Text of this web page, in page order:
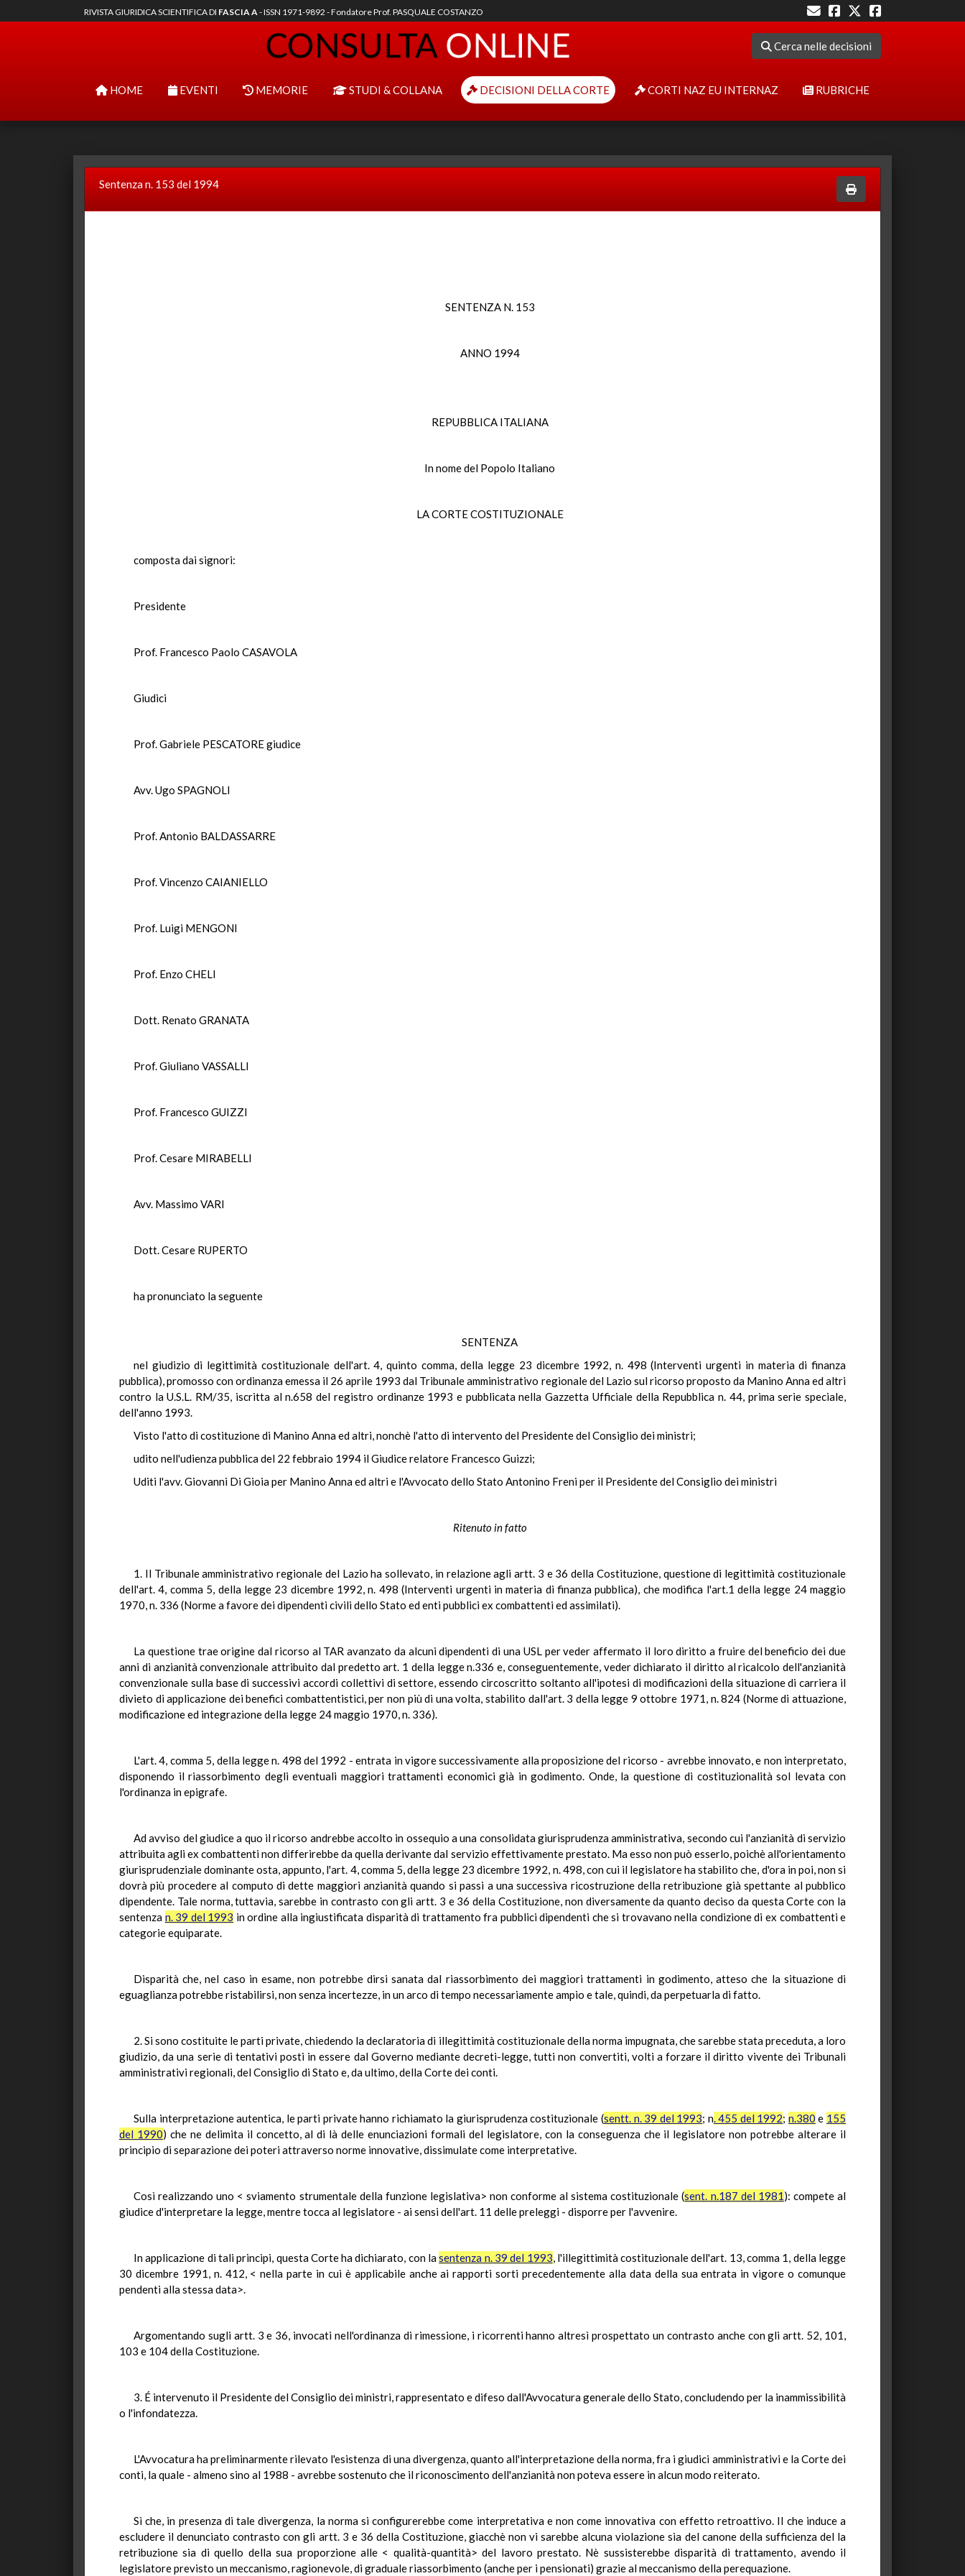
RIVISTA GIURIDICA SCIENTIFICA DI FASCIA A- ISSN 1971-9892 - Fondatore Prof. PASQUALE COSTANZO
Cerca nelle decisioni
HOME EVENTI MEMORIE STUDI & COLLANA DECISIONI DELLA CORTE CORTI NAZ EU INTERNAZ RUBRICHE
Sentenza n. 153 del 1994
SENTENZA N. 153
ANNO 1994
REPUBBLICA ITALIANA
In nome del Popolo Italiano
LA CORTE COSTITUZIONALE
composta dai signori:
Presidente
Prof. Francesco Paolo CASAVOLA
Giudici
Prof. Gabriele PESCATORE giudice
Avv. Ugo SPAGNOLI
Prof. Antonio BALDASSARRE
Prof. Vincenzo CAIANIELLO
Prof. Luigi MENGONI
Prof. Enzo CHELI
Dott. Renato GRANATA
Prof. Giuliano VASSALLI
Prof. Francesco GUIZZI
Prof. Cesare MIRABELLI
Avv. Massimo VARI
Dott. Cesare RUPERTO
ha pronunciato la seguente
SENTENZA
nel giudizio di legittimità costituzionale dell'art. 4, quinto comma, della legge 23 dicembre 1992, n. 498 (Interventi urgenti in materia di finanza
pubblica), promosso con ordinanza emessa il 26 aprile 1993 dal Tribunale amministrativo regionale del Lazio sul ricorso proposto da Manino Anna ed altri
contro la U.S.L. RM/35, iscritta al n.658 del registro ordinanze 1993 e pubblicata nella Gazzetta Ufficiale della Repubblica n. 44, prima serie speciale,
dell'anno 1993.
Visto l'atto di costituzione di Manino Anna ed altri, nonchè l'atto di intervento del Presidente del Consiglio dei ministri;
udito nell'udienza pubblica del 22 febbraio 1994 il Giudice relatore Francesco Guizzi;
Uditi l'avv. Giovanni Di Gioia per Manino Anna ed altri e l'Avvocato dello Stato Antonino Freni per il Presidente del Consiglio dei ministri
Ritenuto in fatto
1. Il Tribunale amministrativo regionale del Lazio ha sollevato, in relazione agli artt. 3 e 36 della Costituzione, questione di legittimità costituzionale
dell'art. 4, comma 5, della legge 23 dicembre 1992, n. 498 (Interventi urgenti in materia di finanza pubblica), che modifica l'art.1 della legge 24 maggio
1970, n. 336 (Norme a favore dei dipendenti civili dello Stato ed enti pubblici ex combattenti ed assimilati).
La questione trae origine dal ricorso al TAR avanzato da alcuni dipendenti di una USL per veder affermato il loro diritto a fruire del beneficio dei due
anni di anzianità convenzionale attribuito dal predetto art. 1 della legge n.336 e, conseguentemente, veder dichiarato il diritto al ricalcolo dell'anzianità
convenzionale sulla base di successivi accordi collettivi di settore, essendo circoscritto soltanto all'ipotesi di modificazioni della situazione di carriera il
divieto di applicazione dei benefici combattentistici, per non più di una volta, stabilito dall'art. 3 della legge 9 ottobre 1971, n. 824 (Norme di attuazione,
modificazione ed integrazione della legge 24 maggio 1970, n. 336).
L'art. 4, comma 5, della legge n. 498 del 1992 - entrata in vigore successivamente alla proposizione del ricorso - avrebbe innovato, e non interpretato,
disponendo il riassorbimento degli eventuali maggiori trattamenti economici già in godimento. Onde, la questione di costituzionalità sol levata con
l'ordinanza in epigrafe.
Ad avviso del giudice a quo il ricorso andrebbe accolto in ossequio a una consolidata giurisprudenza amministrativa, secondo cui l'anzianità di servizio
attribuita agli ex combattenti non differirebbe da quella derivante dal servizio effettivamente prestato. Ma esso non può esserlo, poichè all'orientamento
giurisprudenziale dominante osta, appunto, l'art. 4, comma 5, della legge 23 dicembre 1992, n. 498, con cui il legislatore ha stabilito che, d'ora in poi, non si
dovrà più procedere al computo di dette maggiori anzianità quando si passi a una successiva ricostruzione della retribuzione già spettante al pubblico
dipendente. Tale norma, tuttavia, sarebbe in contrasto con gli artt. 3 e 36 della Costituzione, non diversamente da quanto deciso da questa Corte con la
sentenza n. 39 del 1993 in ordine alla ingiustificata disparità di trattamento fra pubblici dipendenti che si trovavano nella condizione di ex combattenti e
categorie equiparate.
Disparità che, nel caso in esame, non potrebbe dirsi sanata dal riassorbimento dei maggiori trattamenti in godimento, atteso che la situazione di
eguaglianza potrebbe ristabilirsi, non senza incertezze, in un arco di tempo necessariamente ampio e tale, quindi, da perpetuarla di fatto.
2. Si sono costituite le parti private, chiedendo la declaratoria di illegittimità costituzionale della norma impugnata, che sarebbe stata preceduta, a loro
giudizio, da una serie di tentativi posti in essere dal Governo mediante decreti-legge, tutti non convertiti, volti a forzare il diritto vivente dei Tribunali
amministrativi regionali, del Consiglio di Stato e, da ultimo, della Corte dei conti.
Sulla interpretazione autentica, le parti private hanno richiamato la giurisprudenza costituzionale (sentt. n. 39 del 1993; n. 455 del 1992; n.380 e 155
del 1990) che ne delimita il concetto, al di là delle enunciazioni formali del legislatore, con la conseguenza che il legislatore non potrebbe alterare il
principio di separazione dei poteri attraverso norme innovative, dissimulate come interpretative.
Così realizzando uno < sviamento strumentale della funzione legislativa> non conforme al sistema costituzionale (sent. n.187 del 1981): compete al
giudice d'interpretare la legge, mentre tocca al legislatore - ai sensi dell'art. 11 delle preleggi - disporre per l'avvenire.
In applicazione di tali principi, questa Corte ha dichiarato, con lasentenza n. 39 del 1993, l'illegittimità costituzionale dell'art. 13, comma 1, della legge
30 dicembre 1991, n. 412, < nella parte in cui è applicabile anche ai rapporti sorti precedentemente alla data della sua entrata in vigore o comunque
pendenti alla stessa data>.
Argomentando sugli artt. 3 e 36, invocati nell'ordinanza di rimessione, i ricorrenti hanno altresì prospettato un contrasto anche con gli artt. 52, 101,
103 e 104 della Costituzione.
3. É intervenuto il Presidente del Consiglio dei ministri, rappresentato e difeso dall'Avvocatura generale dello Stato, concludendo per la inammissibilità
o l'infondatezza.
L'Avvocatura ha preliminarmente rilevato l'esistenza di una divergenza, quanto all'interpretazione della norma, fra i giudici amministrativi e la Corte dei
conti, la quale - almeno sino al 1988 - avrebbe sostenuto che il riconoscimento dell'anzianità non poteva essere in alcun modo reiterato.
Sì che, in presenza di tale divergenza, la norma si configurerebbe come interpretativa e non come innovativa con effetto retroattivo. Il che induce a
escludere il denunciato contrasto con gli artt. 3 e 36 della Costituzione, giacchè non vi sarebbe alcuna violazione sia del canone della sufficienza del la
retribuzione sia di quello della sua proporzione alle < qualità-quantità> del lavoro prestato. Nè sussisterebbe disparità di trattamento, avendo il
legislatore previsto un meccanismo, ragionevole, di graduale riassorbimento (anche per i pensionati) grazie al meccanismo della perequazione.